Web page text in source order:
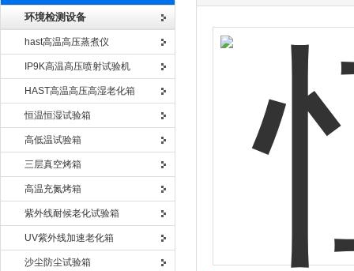
环境检测设备
hast高温高压蒸煮仪
IP9K高温高压喷射试验机
HAST高温高压高湿老化箱
恒温恒湿试验箱
高低温试验箱
三层真空烤箱
高温充氮烤箱
紫外线耐候老化试验箱
UV紫外线加速老化箱
沙尘防尘试验箱